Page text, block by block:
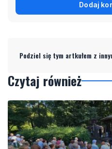
Dodaj
Podziel się tym artkułem z
Czytaj również